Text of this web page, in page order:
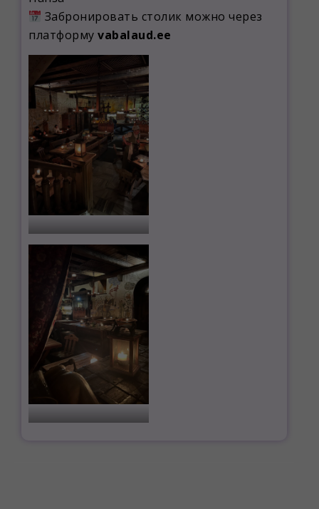
Забронировать столик можно через
платформу vabalaud.ee